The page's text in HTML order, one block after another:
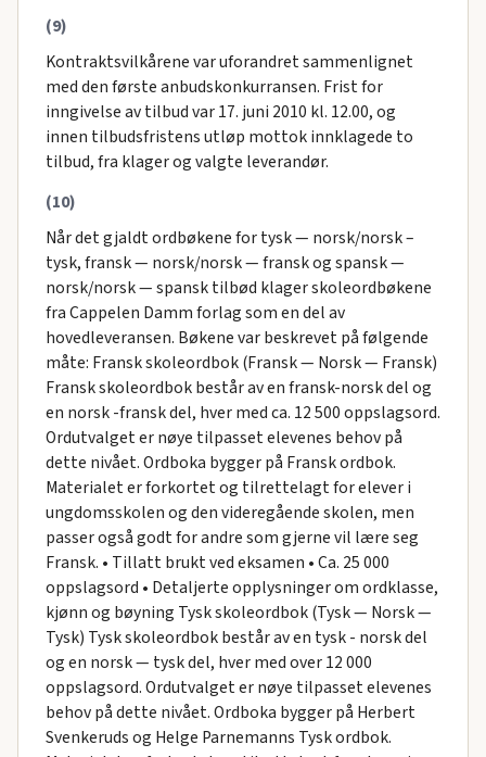
(9)
Kontraktsvilkårene var uforandret sammenlignet
med den første anbudskonkurransen. Frist for
inngivelse av tilbud var 17. juni 2010 kl. 12.00, og
innen tilbudsfristens utløp mottok innklagede to
tilbud, fra klager og valgte leverandør.
(10)
Når det gjaldt ordbøkene for tysk — norsk/norsk –
tysk, fransk — norsk/norsk — fransk og spansk —
norsk/norsk — spansk tilbød klager skoleordbøkene
fra Cappelen Damm forlag som en del av
hovedleveransen. Bøkene var beskrevet på følgende
måte: Fransk skoleordbok (Fransk — Norsk — Fransk)
Fransk skoleordbok består av en fransk-norsk del og
en norsk -fransk del, hver med ca. 12 500 oppslagsord.
Ordutvalget er nøye tilpasset elevenes behov på
dette nivået. Ordboka bygger på Fransk ordbok.
Materialet er forkortet og tilrettelagt for elever i
ungdomsskolen og den videregående skolen, men
passer også godt for andre som gjerne vil lære seg
Fransk. • Tillatt brukt ved eksamen • Ca. 25 000
oppslagsord • Detaljerte opplysninger om ordklasse,
kjønn og bøyning Tysk skoleordbok (Tysk — Norsk —
Tysk) Tysk skoleordbok består av en tysk - norsk del
og en norsk — tysk del, hver med over 12 000
oppslagsord. Ordutvalget er nøye tilpasset elevenes
behov på dette nivået. Ordboka bygger på Herbert
Svenkeruds og Helge Parnemanns Tysk ordbok.